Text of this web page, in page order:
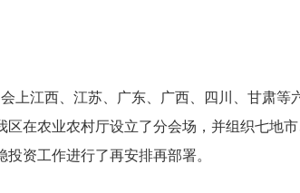
上江西、江苏、广东、广西、四川、甘肃等
区在农业农村厅设立了分会场，并组织七地
投资工作进行了再安排再部署。